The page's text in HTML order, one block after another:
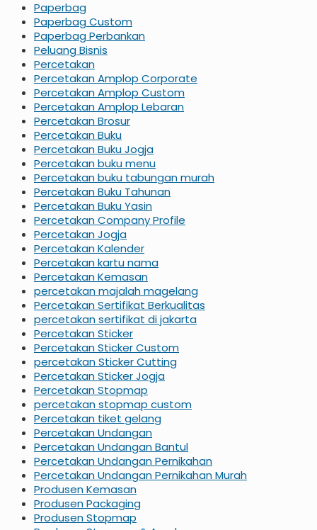
Paperbag
Paperbag Custom
Paperbag Perbankan
Peluang Bisnis
Percetakan
Percetakan Amplop Corporate
Percetakan Amplop Custom
Percetakan Amplop Lebaran
Percetakan Brosur
Percetakan Buku
Percetakan Buku Jogja
Percetakan buku menu
Percetakan buku tabungan murah
Percetakan Buku Tahunan
Percetakan Buku Yasin
Percetakan Company Profile
Percetakan Jogja
Percetakan Kalender
Percetakan kartu nama
Percetakan Kemasan
percetakan majalah magelang
Percetakan Sertifikat Berkualitas
percetakan sertifikat di jakarta
Percetakan Sticker
Percetakan Sticker Custom
percetakan Sticker Cutting
Percetakan Sticker Jogja
Percetakan Stopmap
percetakan stopmap custom
Percetakan tiket gelang
Percetakan Undangan
Percetakan Undangan Bantul
Percetakan Undangan Pernikahan
Percetakan Undangan Pernikahan Murah
Produsen Kemasan
Produsen Packaging
Produsen Stopmap